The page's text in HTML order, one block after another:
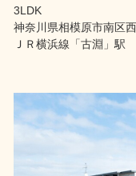
3LDK
神奈川県相模原市南区
ＪＲ横浜線「古淵」駅